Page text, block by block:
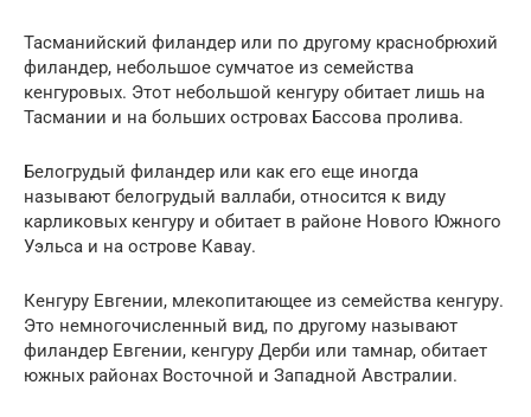
Тасманийский филандер или по другому краснобрюхий
филандер, небольшое сумчатое из семейства
кенгуровых. Этот небольшой кенгуру обитает лишь на
Тасмании и на больших островах Бассова пролива.
Белогрудый филандер или как его еще иногда
называют белогрудый валлаби, относится к виду
карликовых кенгуру и обитает в районе Нового Южного
Уэльса и на острове Кавау.
Кенгуру Евгении, млекопитающее из семейства кенгуру.
Это немногочисленный вид, по другому называют
филандер Евгении, кенгуру Дерби или тамнар, обитает
южных районах Восточной и Западной Австралии.